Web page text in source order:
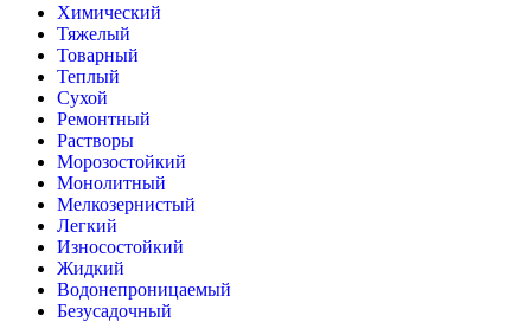
Химический
Тяжелый
Товарный
Теплый
Сухой
Ремонтный
Растворы
Морозостойкий
Монолитный
Мелкозернистый
Легкий
Износостойкий
Жидкий
Водонепроницаемый
Безусадочный